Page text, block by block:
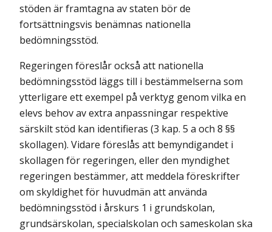
stöden är framtagna av staten bör de
fortsättningsvis benämnas nationella
bedömningsstöd.
Regeringen föreslår också att nationella
bedömningsstöd läggs till i bestämmelserna som
ytterligare ett exempel på verktyg genom vilka en
elevs behov av extra anpassningar respektive
särskilt stöd kan identifieras (3 kap. 5 a och 8 §§
skollagen). Vidare föreslås att bemyndigandet i
skollagen för regeringen, eller den myndighet
regeringen bestämmer, att meddela föreskrifter
om skyldighet för huvudmän att använda
bedömningsstöd i årskurs 1 i grundskolan,
grundsärskolan, specialskolan och sameskolan ska